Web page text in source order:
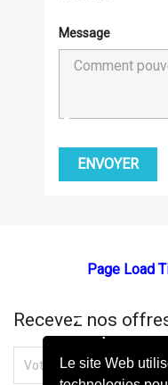
Le site Web
Message
Page Load
Recevez nos